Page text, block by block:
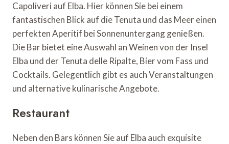
Capoliveri auf Elba. Hier können Sie bei einem
fantastischen Blick auf die Tenuta und das Meer einen
perfekten Aperitif bei Sonnenuntergang genießen.
Die Bar bietet eine Auswahl an Weinen von der Insel
Elba und der Tenuta delle Ripalte, Bier vom Fass und
Cocktails. Gelegentlich gibt es auch Veranstaltungen
und alternative kulinarische Angebote.
Restaurant
Neben den Bars können Sie auf Elba auch exquisite